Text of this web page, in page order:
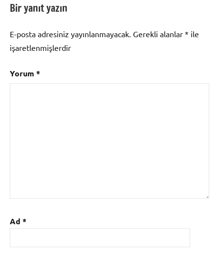
Bir yanıt yazın
E-posta adresiniz yayınlanmayacak. Gerekli alanlar * ile
işaretlenmişlerdir
Yorum *
Ad *